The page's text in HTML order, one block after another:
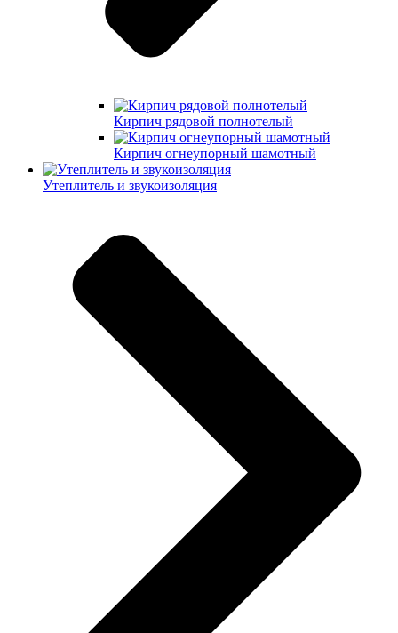
Кирпич рядовой полнотелый
Кирпич огнеупорный шамотный
Утеплитель и звукоизоляция